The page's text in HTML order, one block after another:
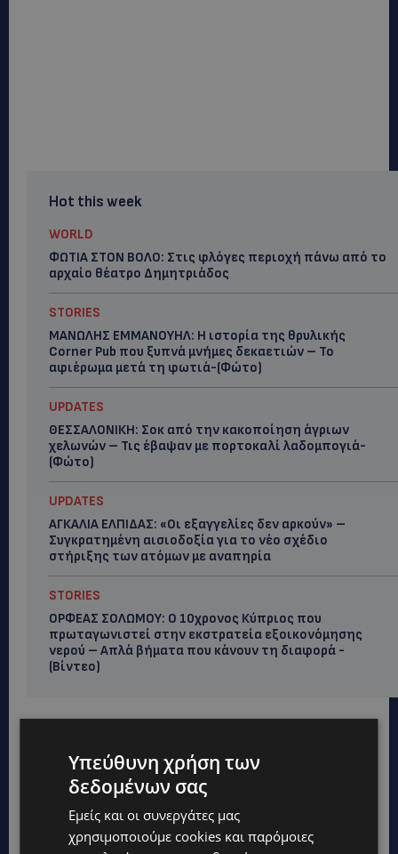
Hot this week
WORLD
ΦΩΤΙΑ ΣΤΟΝ ΒΟΛΟ: Στις φλόγες περιοχή πάνω από το
αρχαίο θέατρο Δημητριάδος
STORIES
ΜΑΝΩΛΗΣ ΕΜΜΑΝΟΥΗΛ: Η ιστορία της θρυλικής
Corner Pub που ξυπνά μνήμες δεκαετιών – Το
αφιέρωμα μετά τη φωτιά-(Φώτο)
UPDATES
ΘΕΣΣΑΛΟΝΙΚΗ: Σοκ από την κακοποίηση άγριων
χελωνών – Τις έβαψαν με πορτοκαλί λαδομπογιά-
(Φώτο)
UPDATES
ΑΓΚΑΛΙΑ ΕΛΠΙΔΑΣ: «Οι εξαγγελίες δεν αρκούν» –
Συγκρατημένη αισιοδοξία για το νέο σχέδιο
στήριξης των ατόμων με αναπηρία
STORIES
ΟΡΦΕΑΣ ΣΟΛΩΜΟΥ: Ο 10χρονος Κύπριος που
πρωταγωνιστεί στην εκστρατεία εξοικονόμησης
νερού – Απλά βήματα που κάνουν τη διαφορά -
(Βίντεο)
Υπεύθυνη χρήση των
δεδομένων σας
Εμείς και οι συνεργάτες μας
χρησιμοποιούμε cookies και παρόμοιες